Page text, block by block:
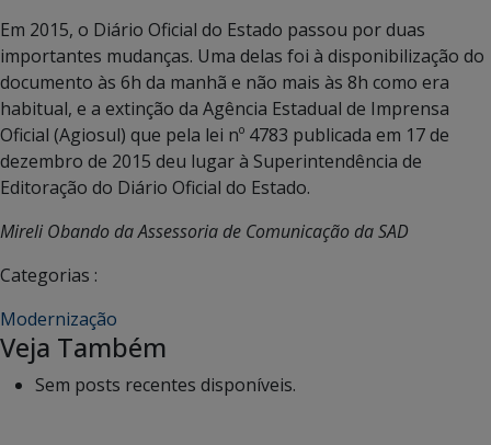
Em 2015, o Diário Oficial do Estado passou por duas
importantes mudanças. Uma delas foi à disponibilização do
documento às 6h da manhã e não mais às 8h como era
habitual, e a extinção da Agência Estadual de Imprensa
Oficial (Agiosul) que pela lei nº 4783 publicada em 17 de
dezembro de 2015 deu lugar à Superintendência de
Editoração do Diário Oficial do Estado.
Mireli Obando da Assessoria de Comunicação da SAD
Categorias :
Modernização
Veja Também
Sem posts recentes disponíveis.